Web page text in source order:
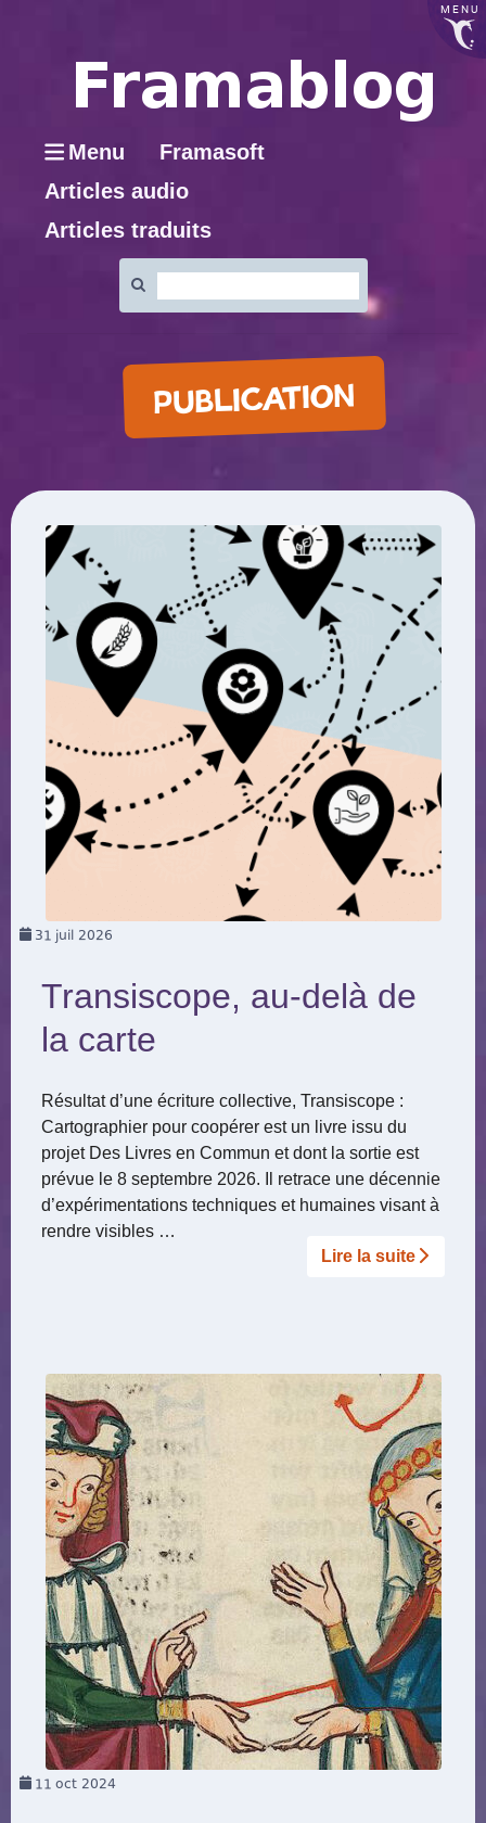
MENU
Menu
Framasoft
Articles audio
Articles traduits
:
PUBLICATION
31 juil 2026
Transiscope, au-delà de
la carte
Résultat d’une écriture collective, Transiscope :
Cartographier pour coopérer est un livre issu du
projet Des Livres en Commun et dont la sortie est
prévue le 8 septembre 2026. Il retrace une décennie
d’expérimentations techniques et humaines visant à
rendre visibles …
Lire la suite­­
11 oct 2024